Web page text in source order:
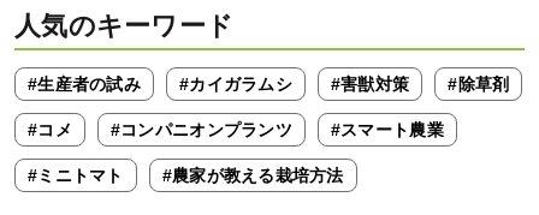
人気のキーワード
#生産者の試み #カイガラムシ #害獣対策 #除草剤
#コメ #コンパニオンプランツ #スマート農業
#ミニトマト #農家が教える栽培方法